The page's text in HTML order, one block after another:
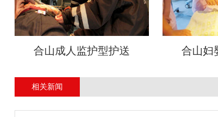
合山成人监护型护送 合山妇
相关新闻